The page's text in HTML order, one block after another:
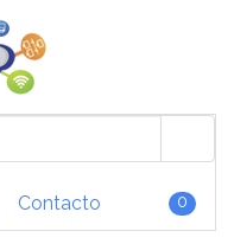
Contacto 0